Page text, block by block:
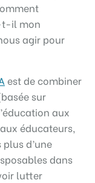
il mon
agir pour
est de combiner
sur
aux
éducateurs,
d’une
dans
lutter